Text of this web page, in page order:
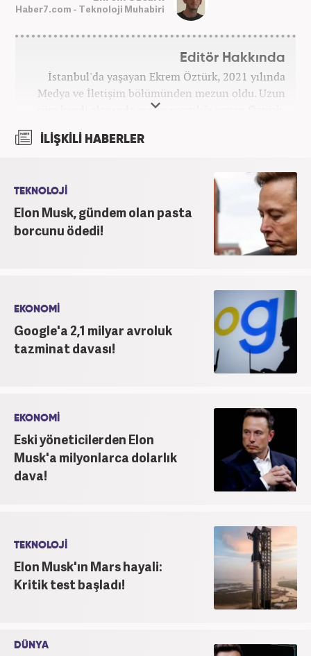
Haber7.com - Teknoloji Muhabiri
Editör Hakkında
İstanbul'da yaşayan Ekrem Öztürk, 2021 yılında
Medya ve İletişim bölümünden mezun oldu. Uzun
süre kendi alanında metin yazarlığı yapan Öztürk,
şu an Haber7.com'da "Muhabir - Editör" olarak görev
yapmaktadır. Ayrıca günümüz insan ilişkilerinde
inanmakta ve bu değerleri meslek hayatında da ön
planda tutmaktadır.
İLİŞKİLİ HABERLER
TEKNOLOJİ
Elon Musk, gündem olan pasta
borcunu ödedi!
EKONOMİ
Google'a 2,1 milyar avroluk
tazminat davası!
EKONOMİ
Eski yöneticilerden Elon
Musk'a milyonlarca dolarlık
dava!
TEKNOLOJİ
Elon Musk'ın Mars hayali:
Kritik test başladı!
DÜNYA